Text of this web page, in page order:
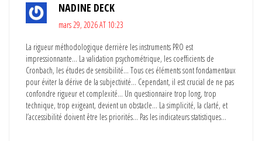
NADINE DECK
mars 29, 2026 AT 10:23
La rigueur méthodologique derrière les instruments PRO est
impressionnante… La validation psychométrique, les coefficients de
Cronbach, les études de sensibilité… Tous ces éléments sont fondamentaux
pour éviter la dérive de la subjectivité… Cependant, il est crucial de ne pas
confondre rigueur et complexité… Un questionnaire trop long, trop
technique, trop exigeant, devient un obstacle… La simplicité, la clarté, et
l’accessibilité doivent être les priorités… Pas les indicateurs statistiques…